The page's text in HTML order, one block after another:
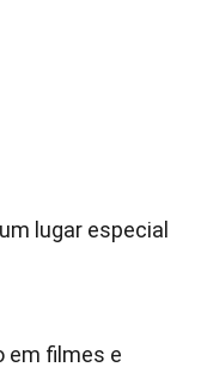
lugar especial
em filmes e